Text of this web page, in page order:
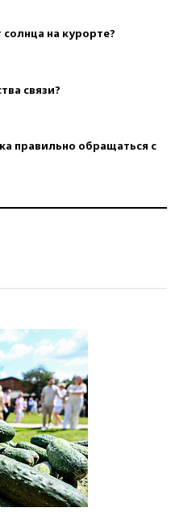
на курорте?
связи?
правильно обращаться с